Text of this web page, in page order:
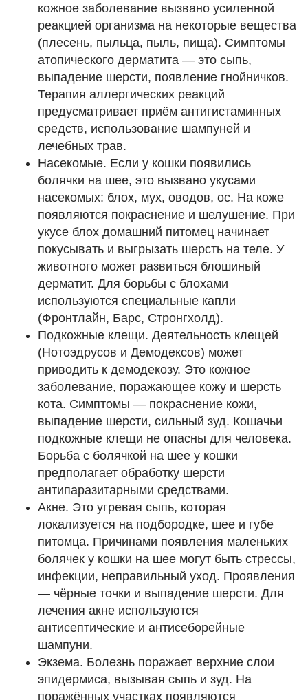
кожное заболевание вызвано усиленной
реакцией организма на некоторые вещества
(плесень, пыльца, пыль, пища). Симптомы
атопического дерматита — это сыпь,
выпадение шерсти, появление гнойничков.
Терапия аллергических реакций
предусматривает приём антигистаминных
средств, использование шампуней и
лечебных трав.
Насекомые. Если у кошки появились
болячки на шее, это вызвано укусами
насекомых: блох, мух, оводов, ос. На коже
появляются покраснение и шелушение. При
укусе блох домашний питомец начинает
покусывать и выгрызать шерсть на теле. У
животного может развиться блошиный
дерматит. Для борьбы с блохами
используются специальные капли
(Фронтлайн, Барс, Стронгхолд).
Подкожные клещи. Деятельность клещей
(Нотоэдрусов и Демодексов) может
приводить к демодекозу. Это кожное
заболевание, поражающее кожу и шерсть
кота. Симптомы — покраснение кожи,
выпадение шерсти, сильный зуд. Кошачьи
подкожные клещи не опасны для человека.
Борьба с болячкой на шее у кошки
предполагает обработку шерсти
антипаразитарными средствами.
Акне. Это угревая сыпь, которая
локализуется на подбородке, шее и губе
питомца. Причинами появления маленьких
болячек у кошки на шее могут быть стрессы,
инфекции, неправильный уход. Проявления
— чёрные точки и выпадение шерсти. Для
лечения акне используются
антисептические и антисеборейные
шампуни.
Экзема. Болезнь поражает верхние слои
эпидермиса, вызывая сыпь и зуд. На
поражённых участках появляются